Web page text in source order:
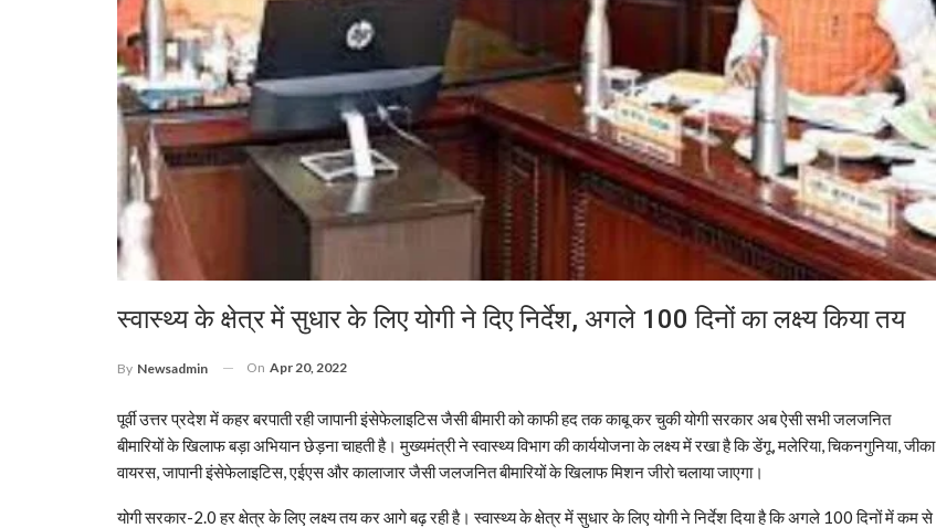
स्वास्थ्य के क्षेत्र में सुधार के लिए योगी ने द‍िए निर्देश, अगले 100 द‍िनों का लक्ष्‍य किया तय
By Newsadmin On Apr 20, 2022
पूर्वी उत्तर प्रदेश में कहर बरपाती रही जापानी इंसेफेलाइटिस जैसी बीमारी को काफी हद तक काबू कर चुकी योगी सरकार अब ऐसी सभी जलजनित
बीमारियों के खिलाफ बड़ा अभियान छेड़ना चाहती है। मुख्यमंत्री ने स्वास्थ्य विभाग की कार्ययोजना के लक्ष्य में रखा है कि डेंगू, मलेरिया, चिकनगुनिया, जीका
वायरस, जापानी इंसेफेलाइटिस, एईएस और कालाजार जैसी जलजनित बीमारियों के खिलाफ मिशन जीरो चलाया जाएगा।
योगी सरकार-2.0 हर क्षेत्र के लिए लक्ष्य तय कर आगे बढ़ रही है। स्वास्थ्य के क्षेत्र में सुधार के लिए योगी ने निर्देश दिया है कि अगले 100 दिनों में कम से